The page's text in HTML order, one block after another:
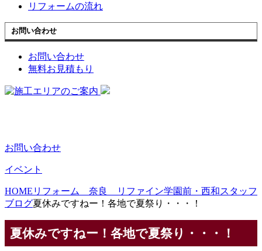
リフォームの流れ
お問い合わせ
お問い合わせ
無料お見積もり
お問い合わせ
イベント
HOME リフォーム 奈良 リファイン学園前・西和スタッフ
ブログ夏休みですねー！各地で夏祭り・・・！
夏休みですねー！各地で夏祭り・・・！